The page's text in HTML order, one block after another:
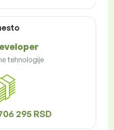
tehnologije
295 RSD